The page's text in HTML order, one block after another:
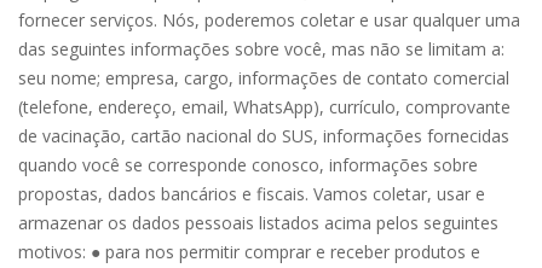
fornecer serviços. Nós, poderemos coletar e usar qualquer uma
das seguintes informações sobre você, mas não se limitam a:
seu nome; empresa, cargo, informações de contato comercial
(telefone, endereço, email, WhatsApp), currículo, comprovante
de vacinação, cartão nacional do SUS, informações fornecidas
quando você se corresponde conosco, informações sobre
propostas, dados bancários e fiscais. Vamos coletar, usar e
armazenar os dados pessoais listados acima pelos seguintes
motivos: ● para nos permitir comprar e receber produtos e